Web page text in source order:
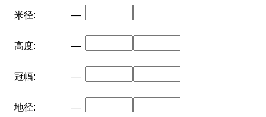
米径: —
高度: —
冠幅: —
地径: —